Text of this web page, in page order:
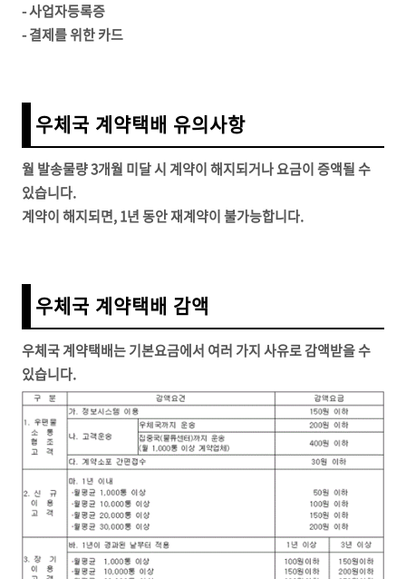
- 사업자등록증
- 결제를 위한 카드
우체국 계약택배 유의사항
월 발송물량 3개월 미달 시 계약이 해지되거나 요금이 증액될 수
있습니다.
계약이 해지되면, 1년 동안 재계약이 불가능합니다.
우체국 계약택배 감액
우체국 계약택배는 기본요금에서 여러 가지 사유로 감액받을 수
있습니다.